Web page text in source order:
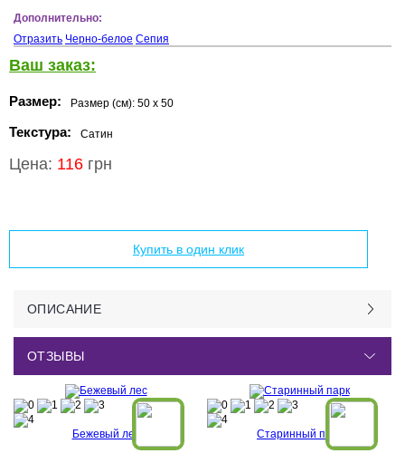
Дополнительно:
Отразить Черно-белое Сепия
Ваш заказ:
Размер: Размер (см): 50 x 50
Текстура: Сатин
Цена: 116 грн
Купить в один клик
ОПИСАНИЕ
ОТЗЫВЫ
Бежевый лес Старинный парк